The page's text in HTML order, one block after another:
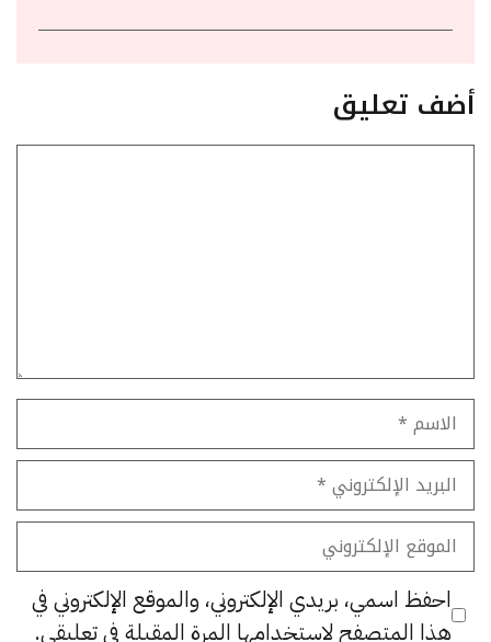
أضف تعليق
الاسم
البريد
الإلكتروني
الموقع
الإلكتروني
احفظ اسمي، بريدي الإلكتروني، والموقع الإلكتروني في
هذا المتصفح لاستخدامها المرة المقبلة في تعليقي.